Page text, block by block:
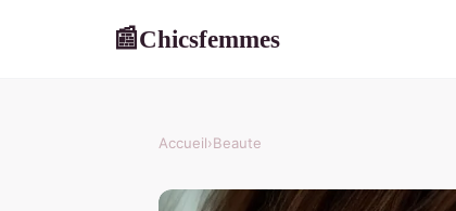
📰Chicsfemmes
Accueil›Beaute